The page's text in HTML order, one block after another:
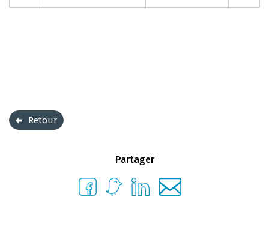
Retour
Partager